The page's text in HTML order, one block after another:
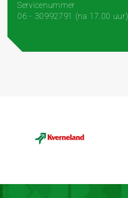
Servicenummer
06 - 30992791 (na 17.00 uur)